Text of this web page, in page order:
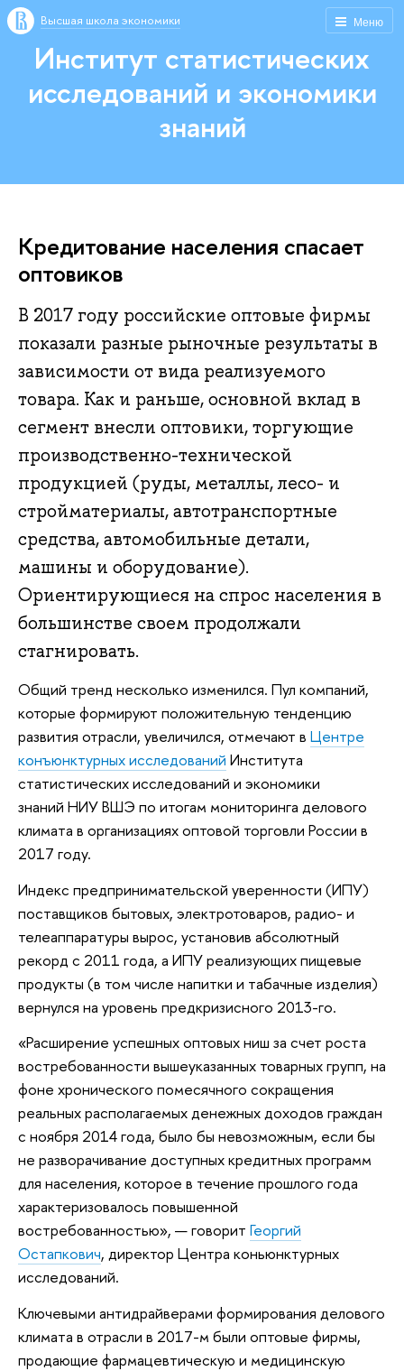
Меню
Высшая школа экономики
Институт статистических
исследований и экономики
знаний
Кредитование населения спасает
оптовиков
В 2017 году российские оптовые фирмы
показали разные рыночные результаты в
зависимости от вида реализуемого
товара. Как и раньше, основной вклад в
сегмент внесли оптовики, торгующие
производственно-технической
продукцией (руды, металлы, лесо- и
стройматериалы, автотранспортные
средства, автомобильные детали,
машины и оборудование).
Ориентирующиеся на спрос населения в
большинстве своем продолжали
стагнировать.
Общий тренд несколько изменился. Пул компаний,
которые формируют положительную тенденцию
развития отрасли, увеличился, отмечают в Центре
конъюнктурных исследований Института
статистических исследований и экономики
знаний НИУ ВШЭ по итогам мониторинга делового
климата в организациях оптовой торговли России в
2017 году.
Индекс предпринимательской уверенности (ИПУ)
поставщиков бытовых, электротоваров, радио- и
телеаппаратуры вырос, установив абсолютный
рекорд с 2011 года, а ИПУ реализующих пищевые
продукты (в том числе напитки и табачные изделия)
вернулся на уровень предкризисного 2013-го.
«Расширение успешных оптовых ниш за счет роста
востребованности вышеуказанных товарных групп, на
фоне хронического помесячного сокращения
реальных располагаемых денежных доходов граждан
с ноября 2014 года, было бы невозможным, если бы
не разворачивание доступных кредитных программ
для населения, которое в течение прошлого года
характеризовалось повышенной
востребованностью», — говорит Георгий
Остапкович, директор Центра коньюнктурных
исследований.
Ключевыми антидрайверами формирования делового
климата в отрасли в 2017-м были оптовые фирмы,
продающие фармацевтическую и медицинскую